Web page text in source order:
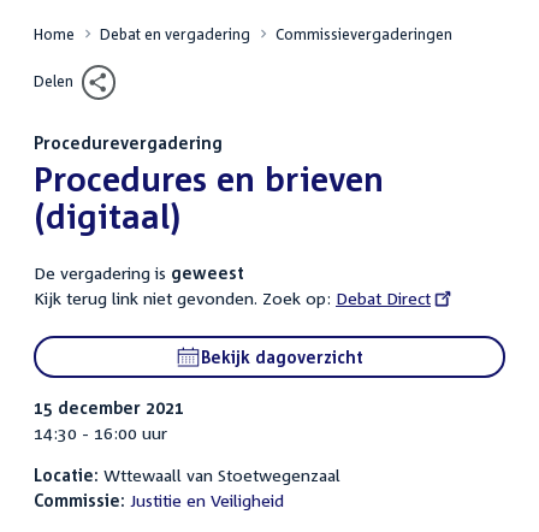
Home Debat en vergadering Commissievergaderingen
Delen
Procedurevergadering
:Procedures en brieven
(digitaal)
De vergadering is geweest
Kijk terug link niet gevonden. Zoek op: External
Debat Direct
Bekijk dagoverzicht
15 december 2021
14:30 - 16:00 uur
Locatie: Wttewaall van Stoetwegenzaal
Commissie: Justitie en Veiligheid